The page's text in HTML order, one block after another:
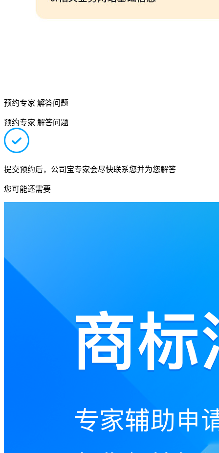
预约专家 解答问题
预约专家 解答问题
提交预约后，公司宝专家会尽快联系您并为您解答
您可能还需要